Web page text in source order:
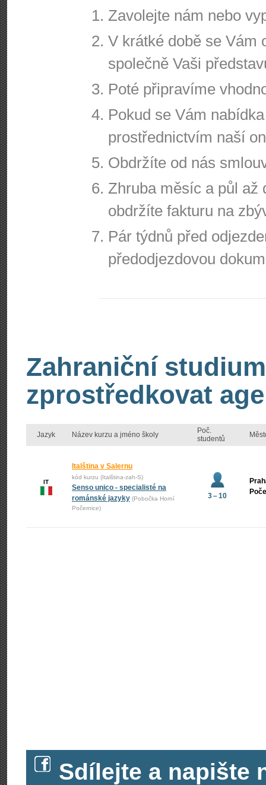
Zavolejte nám nebo
V krátké době se Vám
společně Vaši
Poté připravíme
Pokud se Vám
prostřednictvím naší
Obdržíte od nás
Zhruba měsíc a půl až
obdržíte fakturu na
Pár týdnů před
předodjezdovou
Zahraniční
zprostředkovat
Jazyk Název kurzu a jméno školy
Poč.
studentů
IT
Italština v Salernu
kód kurzu (Italština-zah-S)
Senso unico - specialisté na
románské jazyky (Pobočka Horní
Počernice)
3 – 10
Sdílejte a napište